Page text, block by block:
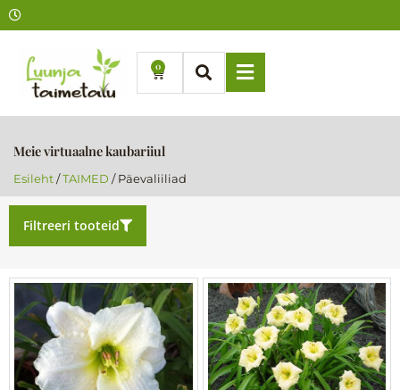
Skip
to
content
0
Cart
Meie virtuaalne kaubariiul
Esileht/TAIMED / Päevaliiliad
Filtreeri tooteid